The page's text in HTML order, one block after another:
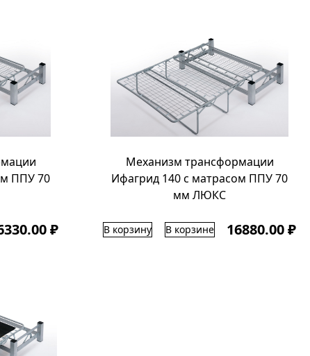
ППУ 70
₽
Механизм трансформации
Ифагрид 140 с матрасом ППУ 70
мм ЛЮКС
В корзину В корзине 16880.00 ₽